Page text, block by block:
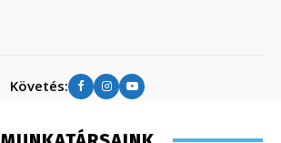
Követés: